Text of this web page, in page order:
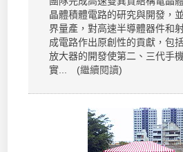
晶體積體電路的研究與開發，
界量產，對高速半導體器件和
成電路作出原創性的貢獻，包
放大器的開發使第二、三代手
實... (繼續閱讀)